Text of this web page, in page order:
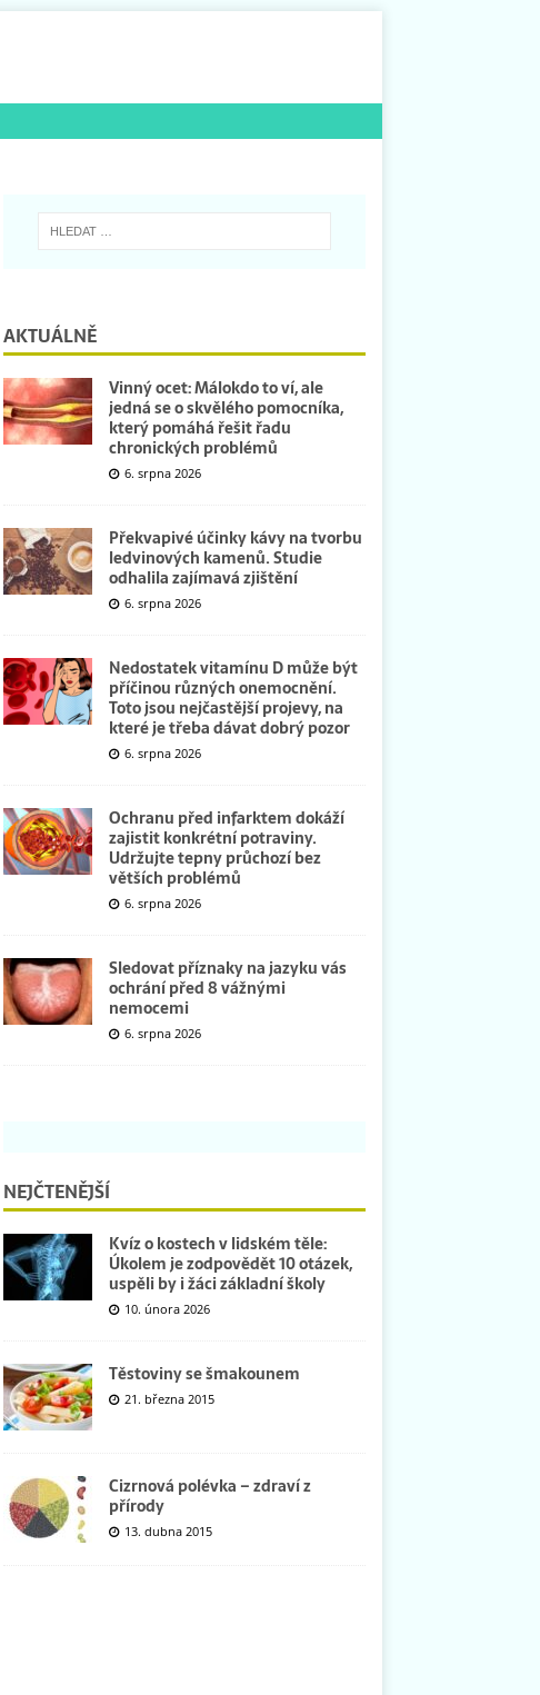
AKTUÁLNĚ
Vinný ocet: Málokdo to ví, ale
jedná se o skvělého pomocníka,
který pomáhá řešit řadu
chronických problémů
6. srpna 2026
Překvapivé účinky kávy na tvorbu
ledvinových kamenů. Studie
odhalila zajímavá zjištění
6. srpna 2026
Nedostatek vitamínu D může být
příčinou různých onemocnění.
Toto jsou nejčastější projevy, na
které je třeba dávat dobrý pozor
6. srpna 2026
Ochranu před infarktem dokáží
zajistit konkrétní potraviny.
Udržujte tepny průchozí bez
větších problémů
6. srpna 2026
Sledovat příznaky na jazyku vás
ochrání před 8 vážnými
nemocemi
6. srpna 2026
NEJČTENĚJŠÍ
Kvíz o kostech v lidském těle:
Úkolem je zodpovědět 10 otázek,
uspěli by i žáci základní školy
10. února 2026
Těstoviny se šmakounem
21. března 2015
Cizrnová polévka – zdraví z
přírody
13. dubna 2015